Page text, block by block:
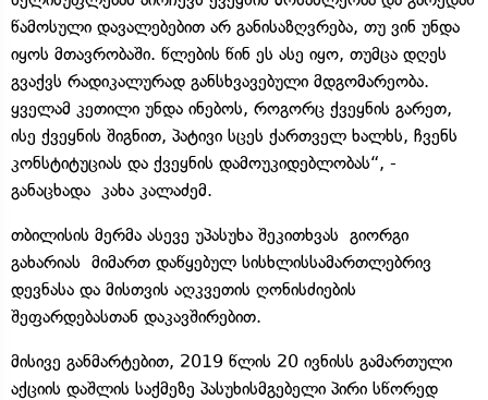
წამოსული დავალებებით არ განისაზღვრება, თუ ვინ უნდა
იყოს მთავრობაში. წლების წინ ეს ასე იყო, თუმცა დღეს
გვაქვს რადიკალურად განსხვავებული მდგომარეობა.
ყველამ კეთილი უნდა ინებოს, როგორც ქვეყნის გარეთ,
ისე ქვეყნის შიგნით, პატივი სცეს ქართველ ხალხს, ჩვენს
კონსტიტუციას და ქვეყნის დამოუკიდებლობას“, -
განაცხადა კახა კალაძემ.
თბილისის მერმა ასევე უპასუხა შეკითხვას გიორგი
გახარიას მიმართ დაწყებულ სისხლისსამართლებრივ
დევნასა და მისთვის აღკვეთის ღონისძიების
შეფარდებასთან დაკავშირებით.
მისივე განმარტებით, 2019 წლის 20 ივნისს გამართული
აქციის დაშლის საქმეზე პასუხისმგებელი პირი სწორედ